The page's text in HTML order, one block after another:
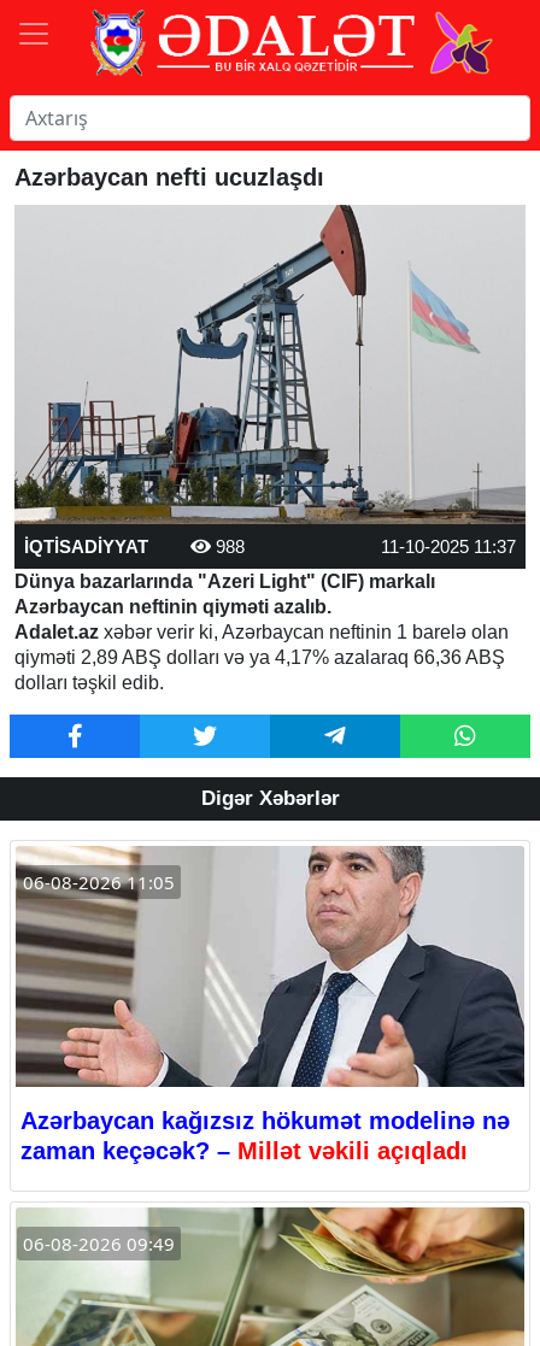
Azərbaycan nefti ucuzlaşdı
İQTİSADİYYAT 988
11-10-2025 11:37
Dünya bazarlarında "Azeri Light" (CIF) markalı
Azərbaycan neftinin qiyməti azalıb.
Adalet.az xəbər verir ki, Azərbaycan neftinin 1 barelə olan
qiyməti 2,89 ABŞ dolları və ya 4,17% azalaraq 66,36 ABŞ
dolları təşkil edib.
Digər Xəbərlər
06-08-2026 11:05
Azərbaycan kağızsız hökumət modelinə nə
zaman keçəcək? – Millət vəkili açıqladı
06-08-2026 09:49